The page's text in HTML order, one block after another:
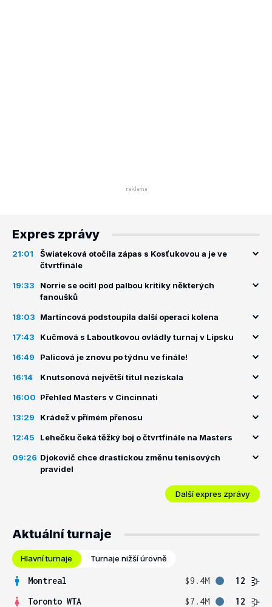
Expres zprávy
21:01
Šwiateková otočila zápas s Kosťukovou a je ve
čtvrtfinále
19:33
Norrie se ocitl pod palbou kritiky některých
fanoušků
18:03 Martincová podstoupila další operaci kolena
17:43 Kučmová s Laboutkovou ovládly turnaj v Lipsku
16:49 Palicová je znovu po týdnu ve finále!
16:14 Knutsonová největší titul nezískala
16:00 Přehled Masters v Cincinnati
13:29 Krádež v přímém přenosu
12:45 Lehečku čeká těžký boj o čtvrtfinále na Masters
09:26 Djokovič chce drastickou změnu tenisových
pravidel
Další expres zprávy
Aktuální turnaje
Hlavní turnaje Turnaje nižší úrovně
Montreal $9.4M
12
Toronto WTA
$7.4M 12